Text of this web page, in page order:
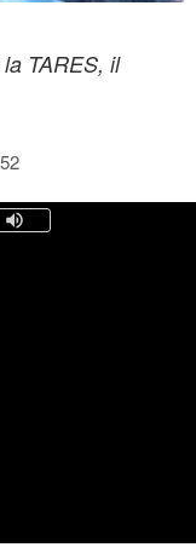
TARES, il